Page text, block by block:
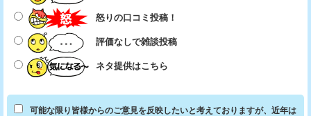
怒りの口コミ投稿！
評価なしで雑談投稿
ネタ提供はこちら
可能な限り皆様からのご意見を反映したいと考えておりますが、近年は